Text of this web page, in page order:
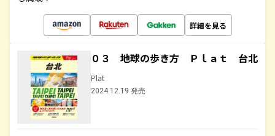
詳細を見る
０３ 地球の歩き方 Ｐｌａｔ 台北
Plat
2024.12.19 発売